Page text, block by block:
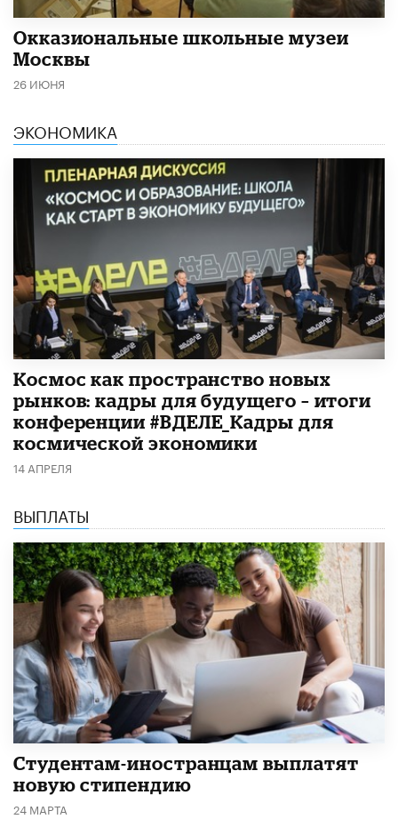
​Окказиональные школьные музеи
Москвы
26 ИЮНЯ
ЭКОНОМИКА
Космос как пространство новых
рынков: кадры для будущего – итоги
конференции #ВДЕЛЕ_Кадры для
космической экономики
14 АПРЕЛЯ
ВЫПЛАТЫ
Студентам-иностранцам выплатят
новую стипендию
24 МАРТА